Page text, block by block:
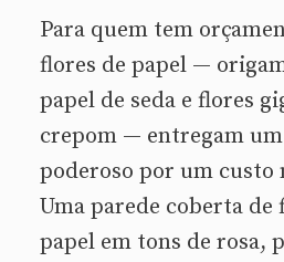
Para quem tem
flores de papel —
papel de seda e flores
crepom — entregam
poderoso por um custo
Uma parede coberta de
papel em tons de rosa,